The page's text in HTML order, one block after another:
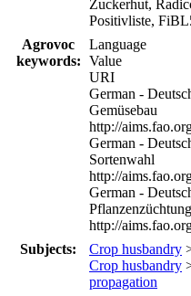
Zuckerhut,
Positivliste,
Agrovoc
keywords:
Language
Value
URI
German -
Gemüsebau
http://
German -
Sortenwahl
http://
German -
Pflanzenzüchtung
http://
Subjects:
Crop husbandry
Crop husbandry
propagation